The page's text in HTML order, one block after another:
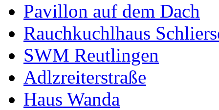
Pavillon auf dem Dach
Rauchkuchlhaus
SWM Reutlingen
Adlzreiterstraße
Haus Wanda